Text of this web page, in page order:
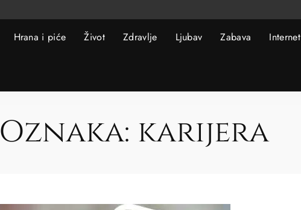
Hrana i piće Život Zdravlje Ljubav Zabava Internet
Oznaka: karijera